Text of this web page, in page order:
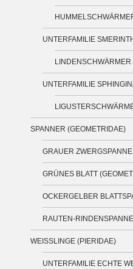
UNTERFAMILIE
UNTERFAMILIE
SPANNER (GEOMETRIDAE)
GRAUER
GRÜNES BLATT
OCKERGELBER
RAUTEN-
WEISSLINGE (PIERIDAE)
UNTERFAMILIE ECHTE